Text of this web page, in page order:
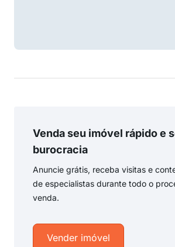
Venda seu imóvel rápido e
burocracia
Anuncie grátis, receba visitas e
de especialistas durante todo o
venda.
Vender imóvel